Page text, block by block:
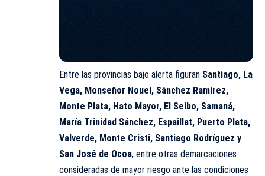
Entre las provincias bajo alerta figuran Santiago, La
Vega, Monseñor Nouel, Sánchez Ramírez,
Monte Plata, Hato Mayor, El Seibo, Samaná,
María Trinidad Sánchez, Espaillat, Puerto Plata,
Valverde, Monte Cristi, Santiago Rodríguez y
San José de Ocoa, entre otras demarcaciones
consideradas de mayor riesgo ante las condiciones